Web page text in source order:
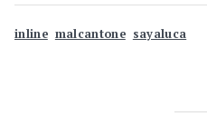
inline malcantone sayaluca